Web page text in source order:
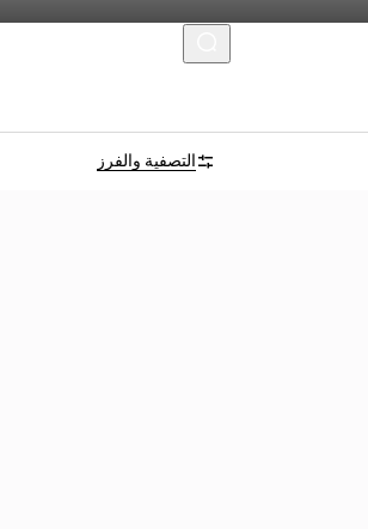
التصفية والفرز